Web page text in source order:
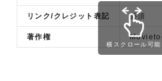
リンク/クレジット表記 必須
著作権
横スクロール可能